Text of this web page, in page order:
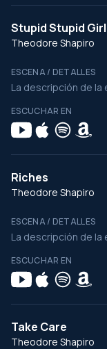
Stupid Stupid Girl
Theodore Shapiro
ESCENA / DETALLES
La descripción de la
ESCUCHAR EN
Riches
Theodore Shapiro
ESCENA / DETALLES
La descripción de la
ESCUCHAR EN
Take Care
Theodore Shapiro